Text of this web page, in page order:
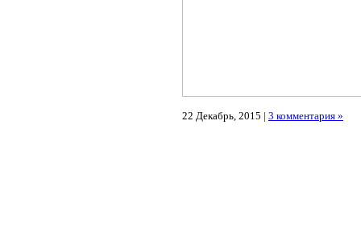
22 Декабрь, 2015 | 3 комментария »